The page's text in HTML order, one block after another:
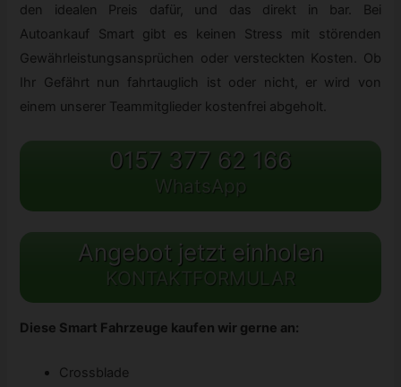
den idealen Preis dafür, und das direkt in bar. Bei
Autoankauf Smart gibt es keinen Stress mit störenden
Gewährleistungsansprüchen oder versteckten Kosten. Ob
Ihr Gefährt nun fahrtauglich ist oder nicht, er wird von
einem unserer Teammitglieder kostenfrei abgeholt.
0157 377 62 166
WhatsApp
Angebot jetzt einholen
KONTAKTFORMULAR
Diese Smart Fahrzeuge kaufen wir gerne an:
Crossblade